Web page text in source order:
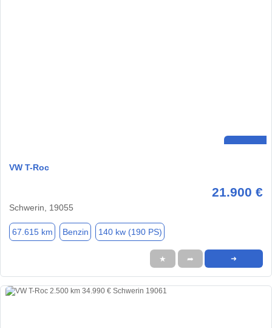
VW T-Roc
21.900 €
Schwerin, 19055
67.615 km Benzin 140 kw (190 PS)
★ ➦ ➜